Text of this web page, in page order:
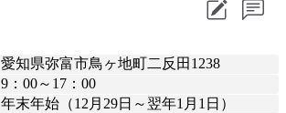
愛知県弥富市鳥ヶ地町二反田1238
9：00～17：00
年末年始（12月29日～翌年1月1日）